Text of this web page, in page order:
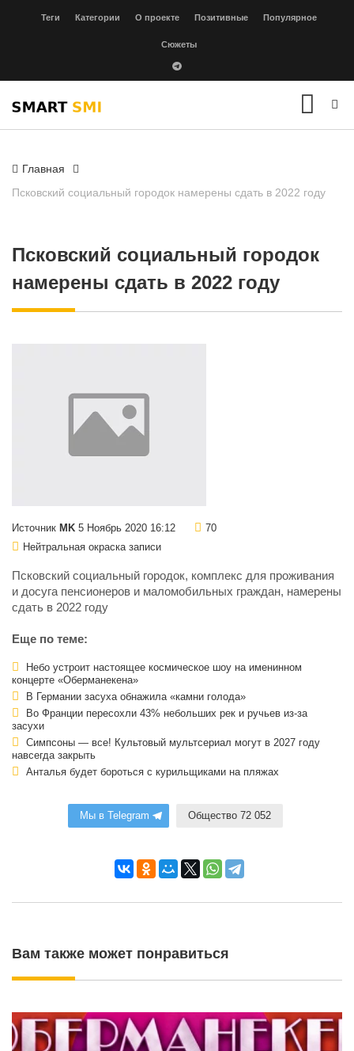
Теги Категории О проекте Позитивные Популярное
Сюжеты
Главная
Псковский социальный городок намерены сдать в 2022 году
Псковский социальный городок
намерены сдать в 2022 году
Источник MK 5 Ноябрь 2020 16:12
70
Нейтральная окраска записи
Псковский социальный городок, комплекс для проживания
и досуга пенсионеров и маломобильных граждан, намерены
сдать в 2022 году
Еще по теме:
Небо устроит настоящее космическое шоу на именинном
концерте «Оберманекена»
В Германии засуха обнажила «камни голода»
Во Франции пересохли 43% небольших рек и ручьев из-за
засухи
Симпсоны — все! Культовый мультсериал могут в 2027 году
навсегда закрыть
Анталья будет бороться с курильщиками на пляжах
Мы в Telegram Общество 72 052
Вам также может понравиться